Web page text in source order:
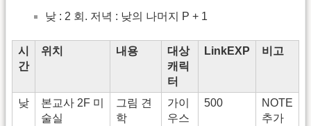
낮 : 2 회. 저녁 : 낮의 나머지 P + 1
시
간
위치 내용
대상
캐릭
터
LinkEXP 비고
낮
본교사 2F 미
술실
그림 견
학
가이
우스
500
NOTE
추가